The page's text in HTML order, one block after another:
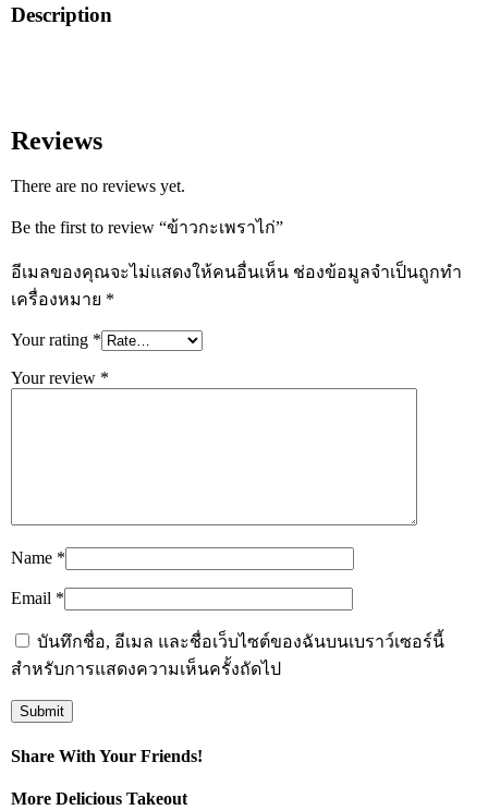
Description
Reviews
There are no reviews yet.
Be the first to review “ข้าวกะเพราไก่”
อีเมลของคุณจะไม่แสดงให้คนอื่นเห็น ช่องข้อมูลจำเป็นถูกทำ
เครื่องหมาย *
Your rating *
Your review *
Name *
Email *
บันทึกชื่อ, อีเมล และชื่อเว็บไซต์ของฉันบนเบราว์เซอร์นี้
สำหรับการแสดงความเห็นครั้งถัดไป
Share With Your Friends!
More Delicious Takeout